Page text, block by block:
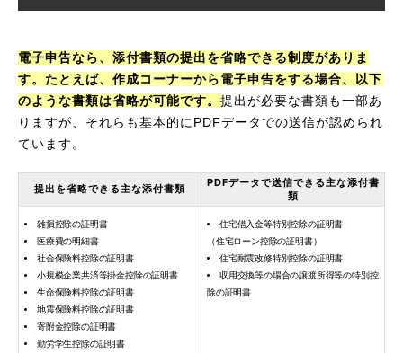
電子申告なら、添付書類の提出を省略できる制度がありま
す。たとえば、作成コーナーから電子申告をする場合、以下
のような書類は省略が可能です。 提出が必要な書類も一部あ
りますが、それらも基本的にPDFデータでの送信が認められ
ています。
提出を省略できる主な添付書類
PDFデータで送信できる主な添付書
類
雑損控除の証明書
医療費の明細書
社会保険料控除の証明書
小規模企業共済等掛金控除の証明書
生命保険料控除の証明書
地震保険料控除の証明書
寄附金控除の証明書
勤労学生控除の証明書
住宅借入金等特別控除の証明書
（住宅ローン控除の証明書）
住宅耐震改修特別控除の証明書
収用交換等の場合の譲渡所得等の特別控
除の証明書